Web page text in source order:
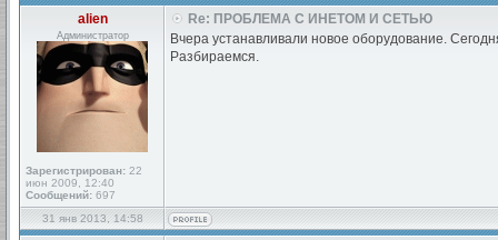
alien
Администратор
Зарегистрирован: 22
июн 2009, 12:40
Сообщений: 697
Re: ПРОБЛЕМА С ИНЕТОМ И СЕТЬЮ
Вчера устанавливали новое оборудование.
Разбираемся.
31 янв 2013, 14:58